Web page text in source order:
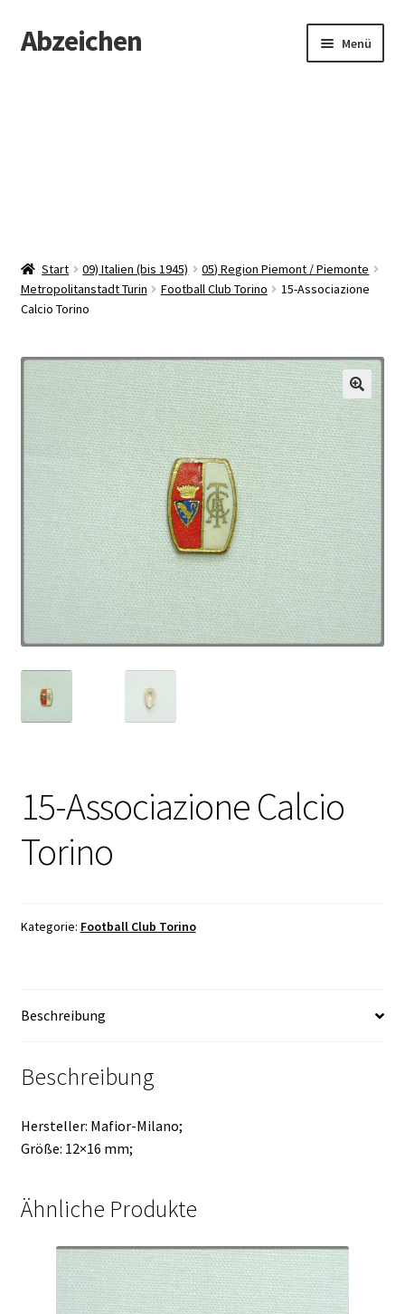
Zur
Navigation
Zum
Inhalt
Abzeichen Menü
Start 09) Italien (bis 1945)
05) Region Piemont / Piemonte
Metropolitanstadt Turin
Football Club Torino
15-Associazione
Calcio Torino
15-Associazione Calcio
Torino
Kategorie: Football Club Torino
Beschreibung
Beschreibung
Hersteller: Mafior-Milano;
Größe: 12×16 mm;
Ähnliche Produkte